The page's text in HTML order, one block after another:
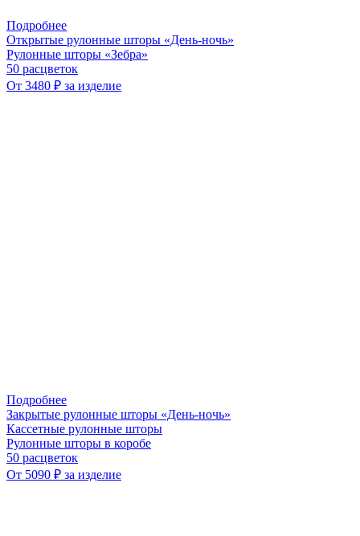
Подробнее
Открытые рулонные шторы «День-ночь»
Рулонные шторы «Зебра»
50 расцветок
От 3480 ₽ за изделие
Подробнее
Закрытые рулонные шторы «День-ночь»
Кассетные рулонные шторы
Рулонные шторы в коробе
50 расцветок
От 5090 ₽ за изделие